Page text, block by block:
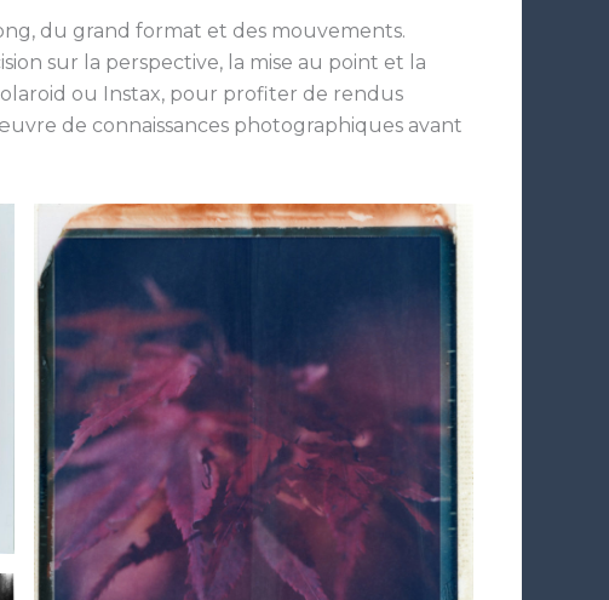
du grand format et des mouvements.
sur la perspective, la mise au point et la
ou Instax, pour profiter de rendus
de connaissances photographiques avant